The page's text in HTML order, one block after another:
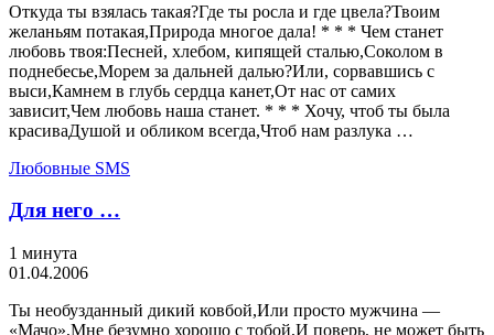
Откуда ты взялась такая?Где ты росла и где цвела?Твоим
желаньям потакая,Природа многое дала! * * * Чем станет
любовь твоя:Песней, хлебом, кипящей сталью,Соколом в
поднебесье,Морем за дальней далью?Или, сорвавшись с
выси,Камнем в глубь сердца канет,От нас от самих
зависит,Чем любовь наша станет. * * * Хочу, чтоб ты была
красиваДушой и обликом всегда,Чтоб нам разлука …
Любовные SMS
Для него …
1 минута
01.04.2006
Ты необузданный дикий ковбой,Или просто мужчина —
«Мачо»,Мне безумно хорошо с тобой,И поверь, не может быть